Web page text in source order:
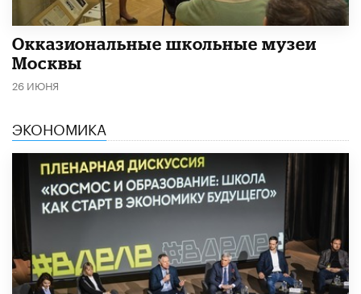
​Окказиональные школьные музеи
Москвы
26 ИЮНЯ
ЭКОНОМИКА